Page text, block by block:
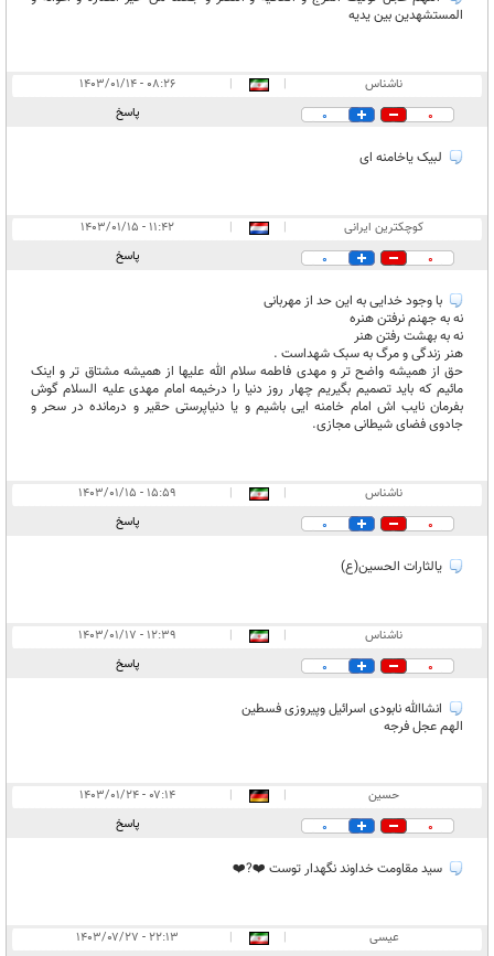
المستشهدین بین یدیه
ناشناس |
|
۰۸:۲۶ - ۱۴۰۳/۰۱/۱۴
0
0 پاسخ
لبیک یاخامنه ای
کوچکترین ایرانی |
|
۱۱:۴۲ - ۱۴۰۳/۰۱/۱۵
0
0 پاسخ
با وجود خدایی به این حد از مهربانی
نه به جهنم نرفتن هنره
نه به بهشت رفتن هنر
هنر زندگی و مرگ به سبک شهداست .
حق از همیشه واضح تر و مهدی فاطمه سلام الله علیها از همیشه مشتاق تر و اینک
مائیم که باید تصمیم بگیریم چهار روز دنیا را درخیمه امام مهدی علیه السلام گوش
بفرمان نایب اش امام خامنه ایی باشیم و یا دنیاپرستی حقیر و درمانده در سحر و
جادوی فضای شیطانی مجازی.
ناشناس |
|
۱۵:۵۹ - ۱۴۰۳/۰۱/۱۵
0
0 پاسخ
یالثارات الحسین(ع)
ناشناس |
|
۱۲:۳۹ - ۱۴۰۳/۰۱/۱۷
0
0 پاسخ
انشاالله نابودی اسرائیل وپیروزی فسطین
الهم عجل فرجه
حسين |
|
۰۷:۱۴ - ۱۴۰۳/۰۱/۲۴
0
0 پاسخ
سيد مقاومت خداوند نگهدار توست ❤️?❤️
عیسی |
|
۲۲:۱۳ - ۱۴۰۳/۰۷/۲۷